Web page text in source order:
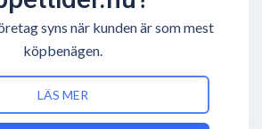
syns när kunden är som mest
köpbenägen.
LÄS MER